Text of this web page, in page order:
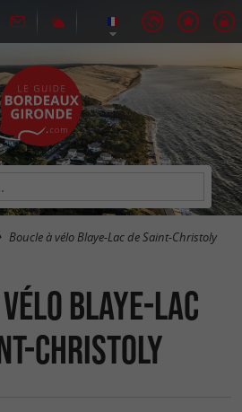
Boucle à vélo Blaye-Lac de Saint-Christoly
Blaye-Lac
Christoly